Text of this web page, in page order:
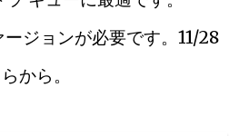
ジョンが必要です。11/28
から。